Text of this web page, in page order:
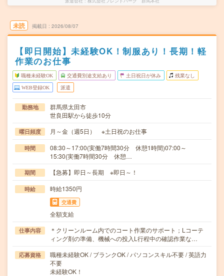
未読 掲載日 2026/08/07
【即日開始】未経験OK！制服あり！長期！軽
作業のお仕事
職種未経験OK 交通費別途支給あり 土日祝日が休み 残業なし
WEB登録OK 派遣
勤務地
群馬県太田市
世良田駅から徒歩10分
曜日頻度 月～金（週5日） ※土日祝のお仕事
時間
08:30～17:00(実働7時間30分 休憩1時間)07:00～
15:30(実働7時間30分 休憩…
期間 【急募】即日～長期 ※即日～！
時給 時給1350円
交通費
全額支給
仕事内容
＊クリーンルーム内でのコート作業のサポート；Lコーテ
ィング剤の準備、機械への投入L行程中の確認作業な…
応募資格
職種未経験OK / ブランクOK / パソコンスキル不要 / 英語力
不要
未経験OK！